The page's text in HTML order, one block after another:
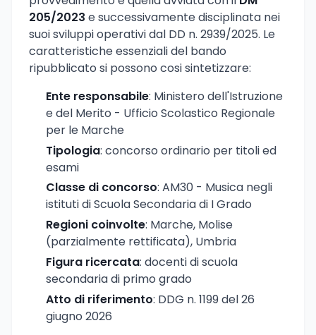
205/2023 e successivamente disciplinata nei
suoi sviluppi operativi dal DD n. 2939/2025. Le
caratteristiche essenziali del bando
ripubblicato si possono cosi sintetizzare:
Ente responsabile: Ministero dell'Istruzione
e del Merito - Ufficio Scolastico Regionale
per le Marche
Tipologia: concorso ordinario per titoli ed
esami
Classe di concorso: AM30 - Musica negli
istituti di Scuola Secondaria di I Grado
Regioni coinvolte: Marche, Molise
(parzialmente rettificata), Umbria
Figura ricercata: docenti di scuola
secondaria di primo grado
Atto di riferimento: DDG n. 1199 del 26
giugno 2026